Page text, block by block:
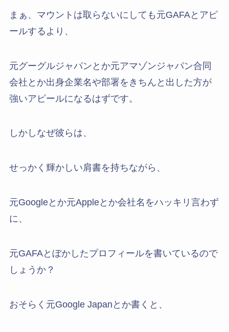
まぁ、マウントは取らないにしても元GAFAとアピ
ールするより、
元グーグルジャパンとか元アマゾンジャパン合同
会社とか出身企業名や部署をきちんと出した方が
強いアピールになるはずです。
しかしなぜ彼らは、
せっかく輝かしい肩書を持ちながら、
元Googleとか元Appleとか会社名をハッキリ言わず
に、
元GAFAとぼかしたプロフィールを書いているので
しょうか？
おそらく元Google Japanとか書くと、